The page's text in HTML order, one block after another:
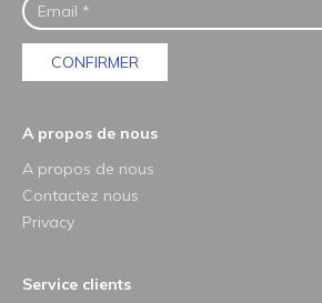
CONFIRMER
A propos de nous
A propos de nous
Contactez nous
Privacy
Service clients